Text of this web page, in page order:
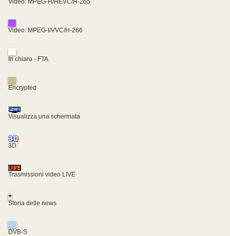
Video: MPEG-H/HEVC/H-265
Video: MPEG-I/VVC/H-266
In chiaro - FTA
Encrypted
Visualizza una schermata
3D
Trasmissioni video LIVE
+
Storia delle news
DVB-S